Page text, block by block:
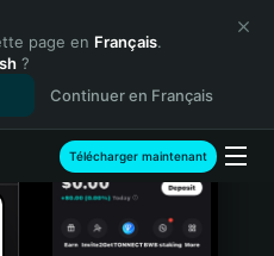
page en Français.
?
Continuer en Français
Télécharger maintenant